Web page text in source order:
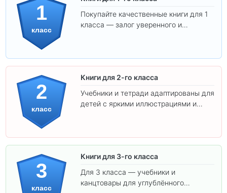
1
класс
Покупайте качественные книги для 1
класса — залог уверенного и
2
класс
Книги для 2-го класса
Учебники и тетради адаптированы для
детей с яркими иллюстрациями и
3
класс
Книги для 3-го класса
Для 3 класса — учебники и
канцтовары для углублённого